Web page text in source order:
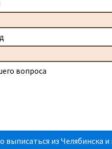
выписаться из Челябинска